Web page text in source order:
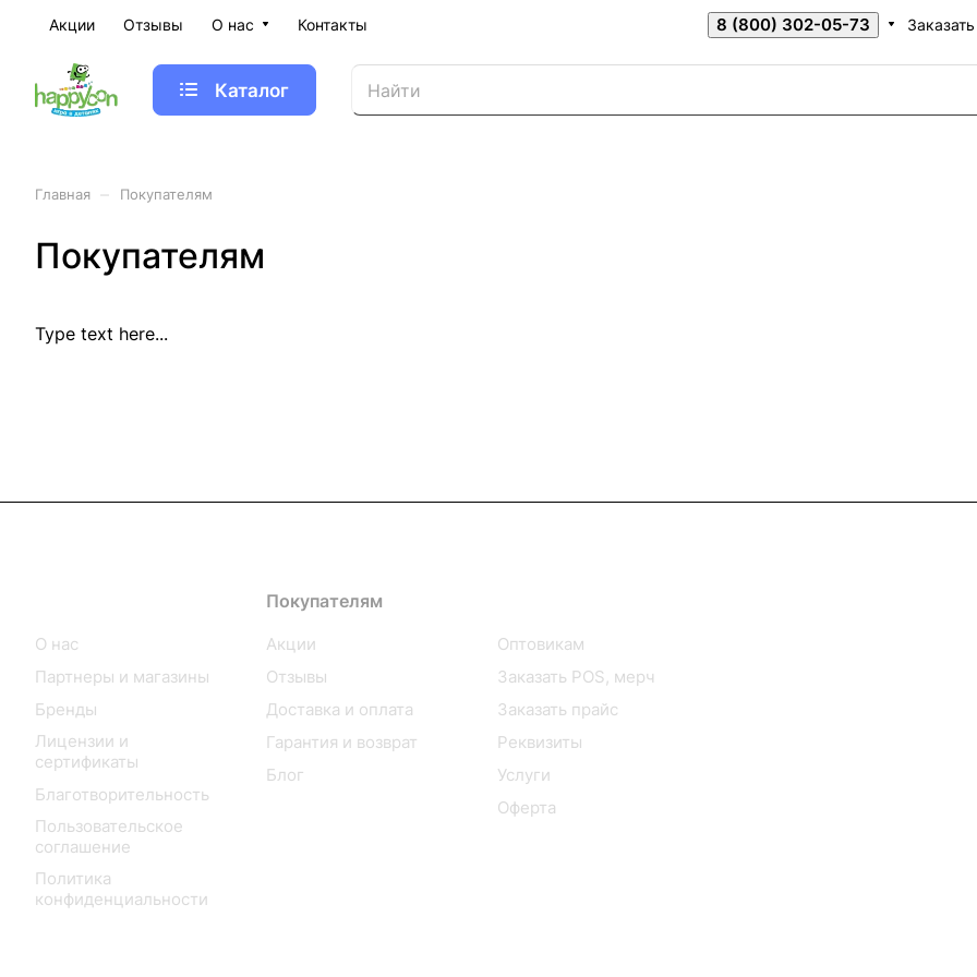
Акции Отзывы О нас Контакты 8 (800) 302-05-73
Каталог
Главная Покупателям
Покупателям
Type text here...
О нас
Партнеры и магазины
Бренды
Лицензии и
сертификаты
Благотворительность
Пользовательское
соглашение
Политика
конфиденциальности
Покупателям
Акции
Отзывы
Доставка и оплата
Гарантия и возврат
Блог
Оптовикам
Заказать POS, мерч
Заказать прайс
Реквизиты
Услуги
Оферта